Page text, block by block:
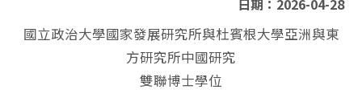
日期：2026-04-28
國立政治大學國家發展研究所與杜賓根大學亞洲與東
方研究所中國研究
雙聯博士學位